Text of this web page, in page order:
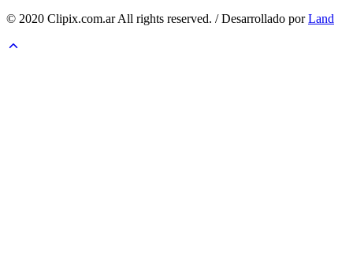
© 2020 Clipix.com.ar All rights reserved. / Desarrollado porLand